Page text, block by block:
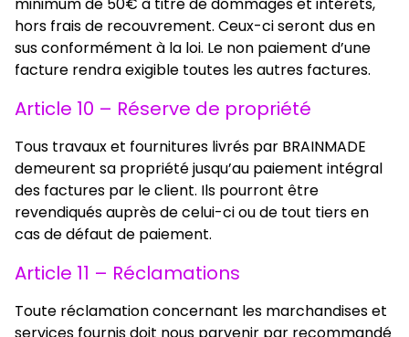
hors frais de recouvrement. Ceux-ci seront dus en
sus conformément à la loi. Le non paiement d’une
facture rendra exigible toutes les autres factures.
Article 10 – Réserve de propriété
Tous travaux et fournitures livrés par BRAINMADE
demeurent sa propriété jusqu’au paiement intégral
des factures par le client. Ils pourront être
revendiqués auprès de celui-ci ou de tout tiers en
cas de défaut de paiement.
Article 11 – Réclamations
Toute réclamation concernant les marchandises et